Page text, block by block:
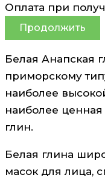
Оплата при
Продолжить
Белая Анапская
приморскому
наиболее
наиболее
глин.
Белая глина
масок для лица,